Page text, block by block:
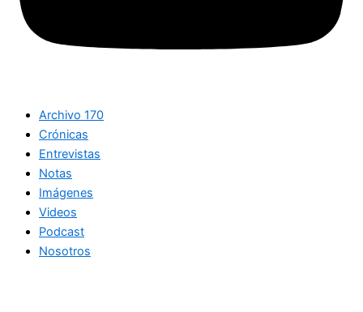
Archivo 170
Crónicas
Entrevistas
Notas
Imágenes
Videos
Podcast
Nosotros